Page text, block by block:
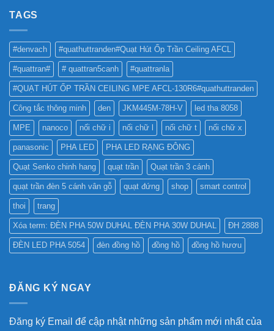
QUẢNG
CÁO?
TỐT
NHẤT
?
TAGS
#denvach #quathuttranden#Quạt Hút Ốp Trần Ceiling AFCL
#quattran# # quattran5canh #quattranla
#QUẠT HÚT ỐP TRẦN CEILING MPE AFCL-130R6#quathuttranden
Công tắc thông minh den JKM445M-78H-V led tha 8058
MPE nanoco nối chữ i nối chữ l nối chữ t nối chữ x
panasonic PHA LED PHA LED RẠNG ĐÔNG
Quạt Senko chinh hang quạt trần Quạt trần 3 cánh
quạt trần đèn 5 cánh vân gỗ quạt đứng shop smart control
thoi trang
Xóa term: ĐÈN PHA 50W DUHAL ĐÈN PHA 30W DUHAL ĐH 2888
ĐÈN LED PHA 5054 đèn đồng hồ đồng hồ đồng hồ hươu
ĐĂNG KÝ NGAY
Đăng ký Email để cập nhật những sản phẩm mới nhất của